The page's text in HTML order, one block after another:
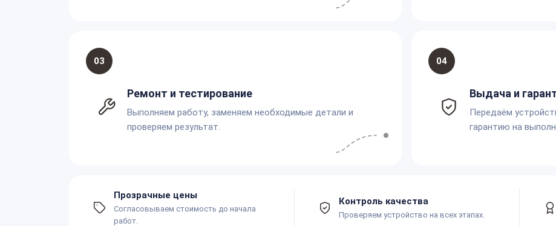
03
Ремонт и тестирование
Выполняем работу, заменяем необходимые детали и
проверяем результат.
04
Выдача и
Передаём
гарантию на
Прозрачные цены
Согласовываем стоимость до начала
работ.
Контроль качества
Проверяем устройство на всех этапах.